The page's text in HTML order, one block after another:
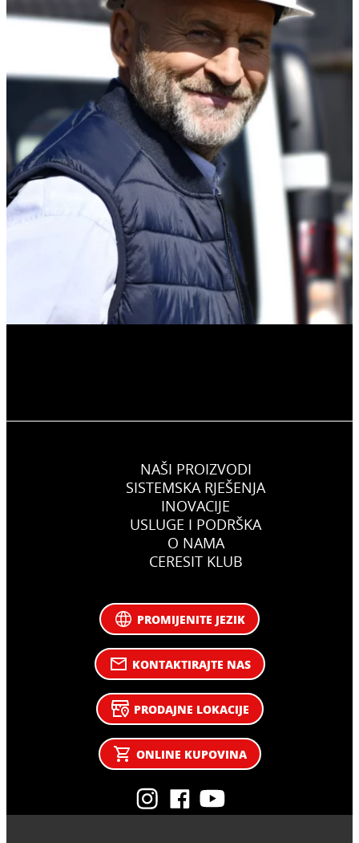
NAŠI PROIZVODI
SISTEMSKA RJEŠENJA
INOVACIJE
USLUGE I PODRŠKA
O NAMA
CERESIT KLUB
PROMIJENITE JEZIK
KONTAKTIRAJTE NAS
PRODAJNE LOKACIJE
ONLINE KUPOVINA